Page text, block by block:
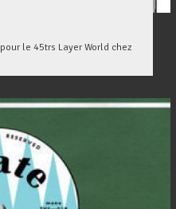
le 45trs Layer World chez